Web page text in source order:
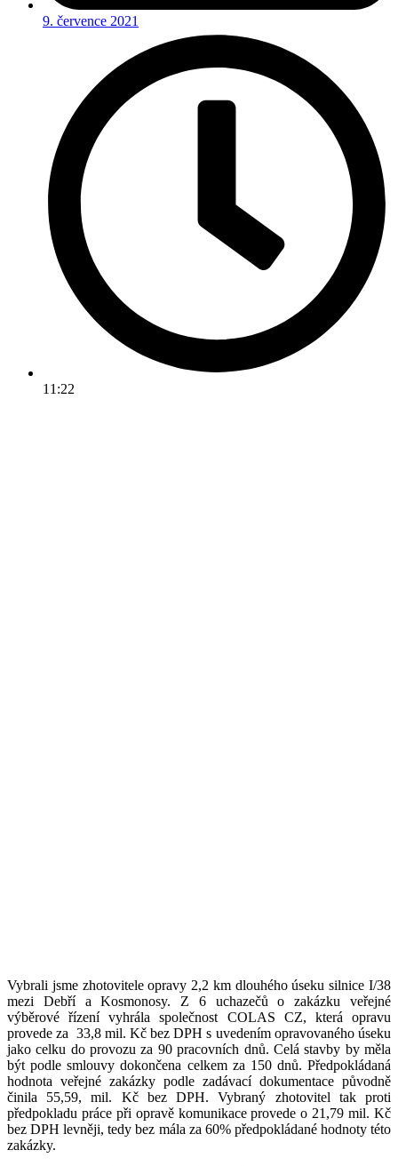
9. července 2021
11:22
Vybrali jsme zhotovitele opravy 2,2 km dlouhého úseku silnice I/38
mezi Debří a Kosmonosy. Z 6 uchazečů o zakázku veřejné
výběrové řízení vyhrála společnost COLAS CZ, která opravu
provede za 33,8 mil. Kč bez DPH s uvedením opravovaného úseku
jako celku do provozu za 90 pracovních dnů. Celá stavby by měla
být podle smlouvy dokončena celkem za 150 dnů. Předpokládaná
hodnota veřejné zakázky podle zadávací dokumentace původně
činila 55,59, mil. Kč bez DPH. Vybraný zhotovitel tak proti
předpokladu práce při opravě komunikace provede o 21,79 mil. Kč
bez DPH levněji, tedy bez mála za 60% předpokládané hodnoty této
zakázky.